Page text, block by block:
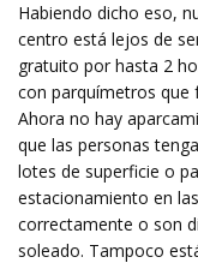
Habiendo dicho eso,
centro está lejos de
gratuito por hasta 2
con parquímetros que
Ahora no hay
que las personas
lotes de superficie o
estacionamiento en
correctamente o son
soleado. Tampoco